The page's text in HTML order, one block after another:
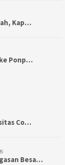
Kap…
Ponp…
Co…
Besa…